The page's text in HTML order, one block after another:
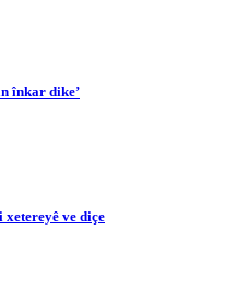
înkar dike’
ve diçe